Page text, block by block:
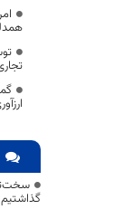
گذاشتیم